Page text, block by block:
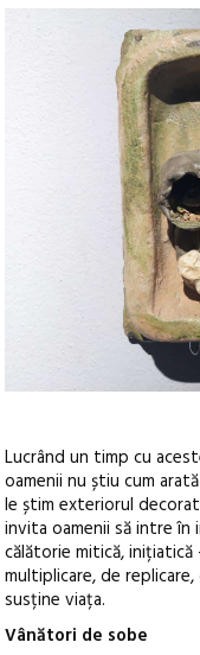
Lucrând un timp cu
oamenii nu știu cum
le știm exteriorul
invita oamenii să intre
călătorie mitică,
multiplicare, de
susține viața.
Vânători de sobe